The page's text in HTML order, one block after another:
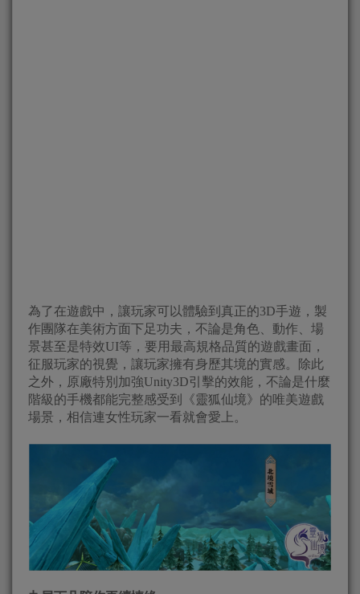
為了在遊戲中，讓玩家可以體驗到真正的3D手遊，製
作團隊在美術方面下足功夫，不論是角色、動作、場
景甚至是特效UI等，要用最高規格品質的遊戲畫面，
征服玩家的視覺，讓玩家擁有身歷其境的實感。除此
之外，原廠特別加強Unity3D引擊的效能，不論是什麼
階級的手機都能完整感受到《靈狐仙境》的唯美遊戲
場景，相信連女性玩家一看就會愛上。